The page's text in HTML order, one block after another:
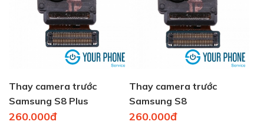
Thay camera trước
Samsung S8 Plus
260.000đ
Thay camera trước
Samsung S8
260.000đ